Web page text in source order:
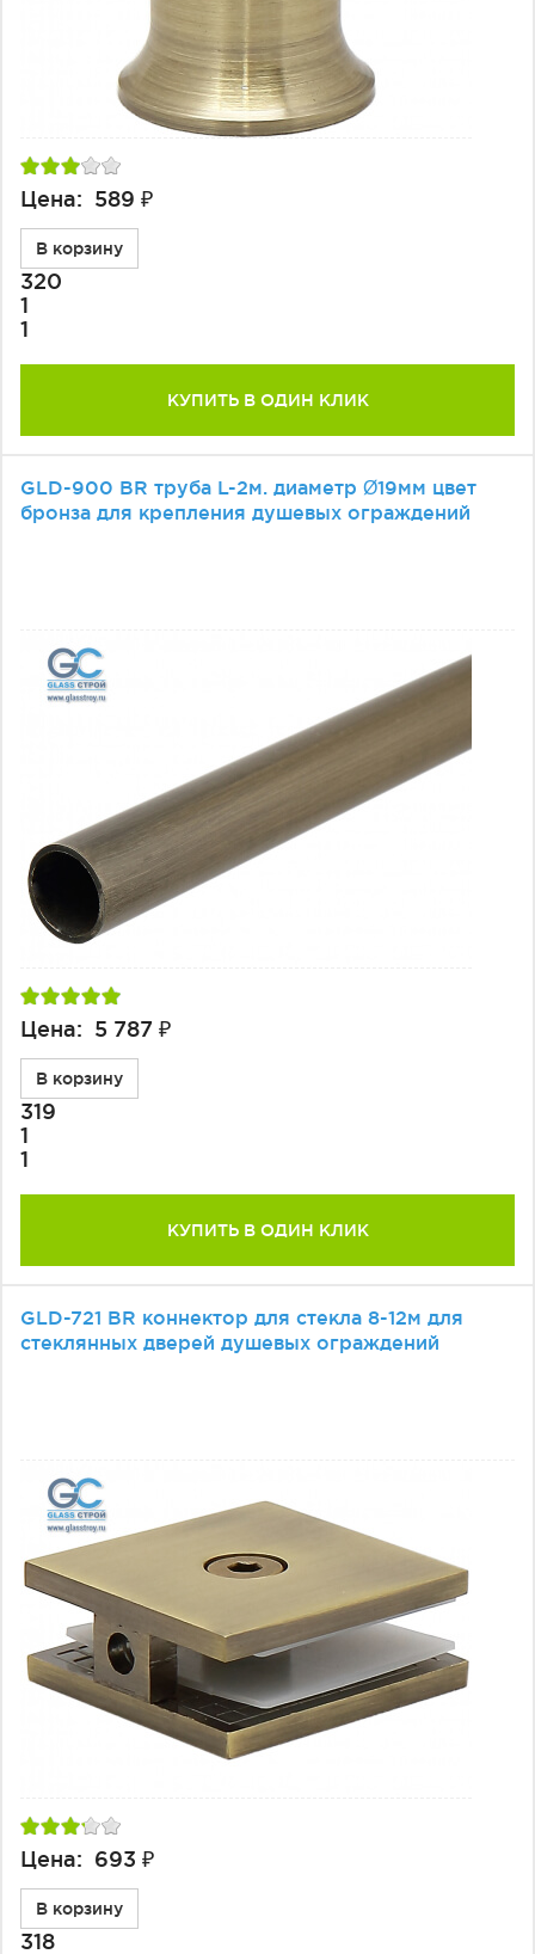
Цена: 589 ₽
В корзину
320
1
1
КУПИТЬ В ОДИН КЛИК
GLD-900 BR труба L-2м. диаметр Ø19мм цвет
бронза для крепления душевых ограждений
Цена: 5 787 ₽
В корзину
319
1
1
КУПИТЬ В ОДИН КЛИК
GLD-721 BR коннектор для стекла 8-12м для
стеклянных дверей душевых ограждений
Цена: 693 ₽
В корзину
318